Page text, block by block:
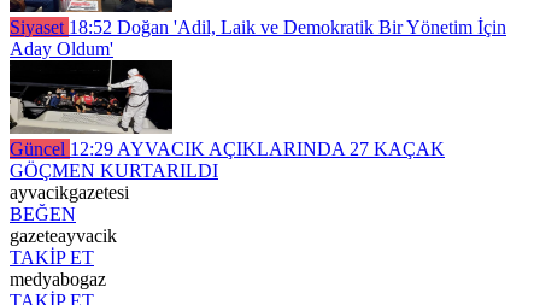
Siyaset 18:52 Doğan 'Adil, Laik ve Demokratik Bir Yönetim İçin
Aday Oldum'
Güncel 12:29 AYVACIK AÇIKLARINDA 27 KAÇAK
GÖÇMEN KURTARILDI
ayvacikgazetesi
BEĞEN
gazeteayvacik
TAKİP ET
medyabogaz
TAKİP ET